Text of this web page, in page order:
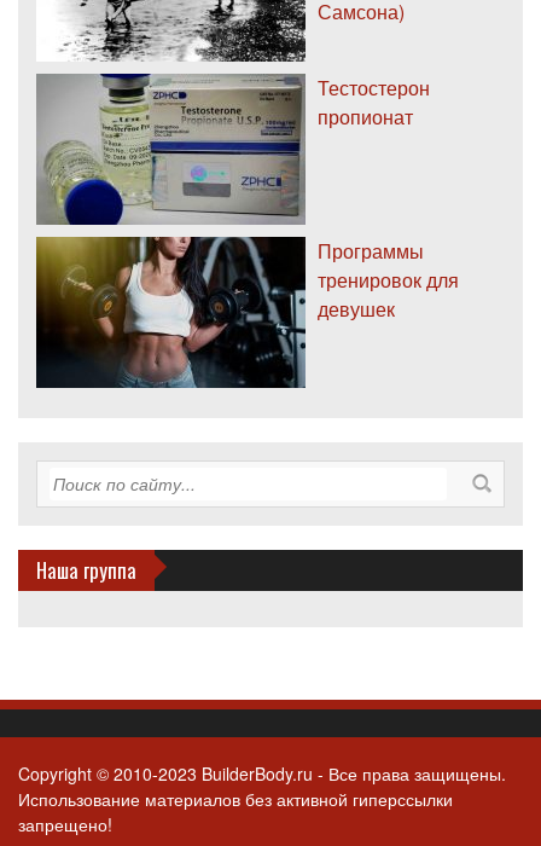
Самсона)
Тестостерон
пропионат
Программы
тренировок для
девушек
Наша группа
Copyright © 2010-2023 BuilderBody.ru - Все права защищены.
Использование материалов без активной гиперссылки
запрещено!